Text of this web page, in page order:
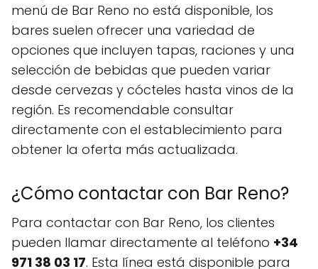
menú de Bar Reno no está disponible, los
bares suelen ofrecer una variedad de
opciones que incluyen tapas, raciones y una
selección de bebidas que pueden variar
desde cervezas y cócteles hasta vinos de la
región. Es recomendable consultar
directamente con el establecimiento para
obtener la oferta más actualizada.
¿Cómo contactar con Bar Reno?
Para contactar con Bar Reno, los clientes
pueden llamar directamente al teléfono +34
971 38 03 17. Esta línea está disponible para